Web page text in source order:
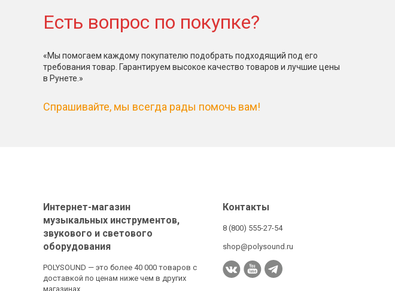
Есть вопрос по покупке?
«Мы помогаем каждому покупателю подобрать подходящий под его
требования товар. Гарантируем высокое качество товаров и лучшие цены
в Рунете.»
Спрашивайте, мы всегда рады помочь вам!
Интернет-магазин
музыкальных инструментов,
звукового и светового
оборудования
POLYSOUND — это более 40 000 товаров с
доставкой по ценам ниже чем в других
магазинах
Контакты
8 (800) 555-27-54
shop@polysound.ru